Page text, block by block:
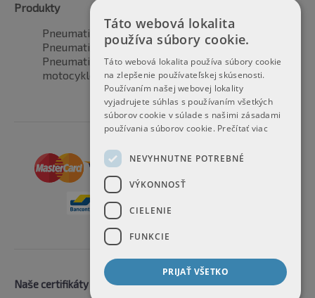
Produkty
Pneumatiky pre automobily
Pneumatiky pre SUV / 4x4
Pneumatiky pre dodávku
motocyklové pneumatiky
Naše certifikáty
Táto webová lokalita
používa súbory cookie.
Táto webová lokalita používa súbory cookie
na zlepšenie používateľskej skúsenosti.
Používaním našej webovej lokality
vyjadrujete súhlas s používaním všetkých
súborov cookie v súlade s našimi zásadami
používania súborov cookie. Prečítať viac
NEVYHNUTNE POTREBNÉ
VÝKONNOSŤ
CIELENIE
FUNKCIE
PRIJAŤ VŠETKO